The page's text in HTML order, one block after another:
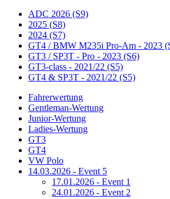
ADC 2026 (S9)
2025 (S8)
2024 (S7)
GT4 / BMW M235i Pro-Am - 2023
GT3 / SP3T - Pro - 2023 (S6)
GT3-class - 2021/22 (S5)
GT4 & SP3T - 2021/22 (S5)
Fahrerwertung
Gentleman-Wertung
Junior-Wertung
Ladies-Wertung
GT3
GT4
VW Polo
14.03.2026 - Event 5
17.01.2026 - Event 1
24.01.2026 - Event 2